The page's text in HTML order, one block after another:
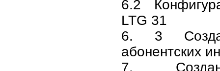
6.2
LTG 31
6. 3
абонентских
7.